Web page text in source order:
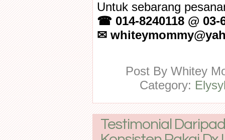
Untuk sebarang
☎ 014-8240118 @ 03-
✉
Post By Whitey
Category:
Testimonial